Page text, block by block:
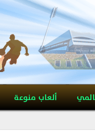
ألعاب منوعة